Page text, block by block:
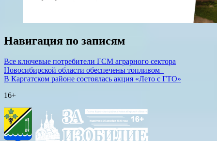
Навигация по записям
Все ключевые потребители ГСМ аграрного сектора
Новосибирской области обеспечены топливом
В Каргатском районе состоялась акция «Лето с ГТО»
16+